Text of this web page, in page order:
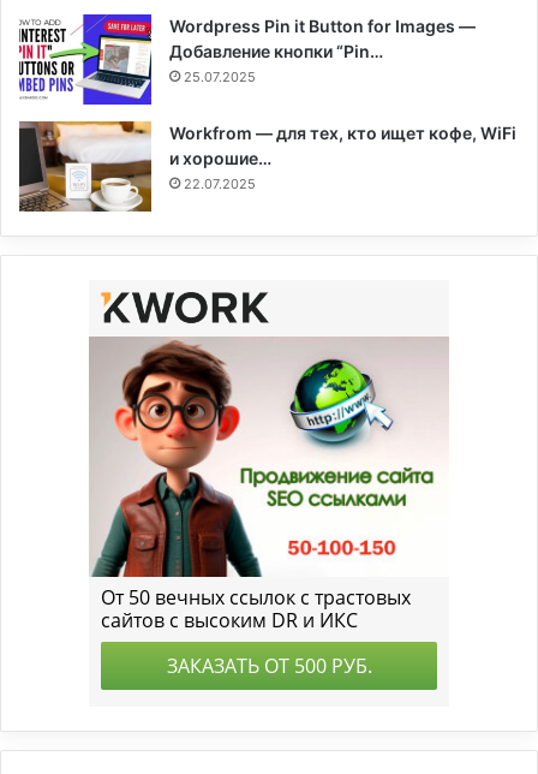
Wordpress Pin it Button for Images —
Добавление кнопки “Pin…
25.07.2025
Workfrom — для тех, кто ищет кофе, WiFi
и хорошие…
22.07.2025